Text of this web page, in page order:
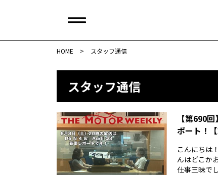
HOME > スタッフ通信
スタッフ通信
【第690
ポート！【
こんにちは
んはどこか
仕事三昧で